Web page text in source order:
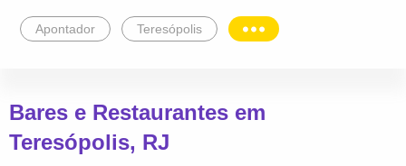
Apontador Teresópolis
Bares e Restaurantes em
Teresópolis, RJ